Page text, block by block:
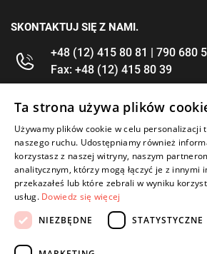
SKONTAKTUJ SIĘ Z NAMI.
+48 (12) 415 80 81 | 790 680
Fax: +48 (12) 415 80 39
kontakt@im-narzedzia.pl
INFORMACJE
OFERTA
MOJE KONTO
OBSERWUJ NAS
Ta strona używa plików
Używamy plików cookie w celu personalizacji
naszego ruchu. Udostępniamy również
korzystasz z naszej witryny, naszym
analitycznym, którzy mogą łączyć je z innymi
przekazałeś lub które zebrali w wyniku
usług. Dowiedz się więcej
NIEZBĘDNE
STATYSTYCZNE